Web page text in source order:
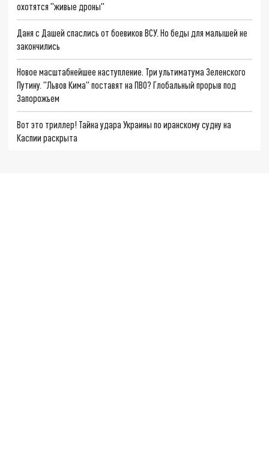
охотятся "живые дроны"
Даня с Дашей спаслись от боевиков ВСУ. Но беды для малышей не
закончились
Новое масштабнейшее наступление. Три ультиматума Зеленского
Путину. "Львов Кима" поставят на ПВО? Глобальный прорыв под
Запорожьем
Вот это триллер! Тайна удара Украины по иранскому судну на
Каспии раскрыта